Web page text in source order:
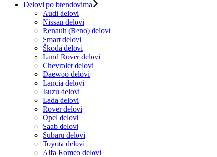
Delovi po brendovima
Audi delovi
Nissan delovi
Renault (Reno) delovi
Smart delovi
Škoda delovi
Land Rover delovi
Chevrolet delovi
Daewoo delovi
Lancia delovi
Isuzu delovi
Lada delovi
Rover delovi
Opel delovi
Saab delovi
Subaru delovi
Toyota delovi
Alfa Romeo delovi